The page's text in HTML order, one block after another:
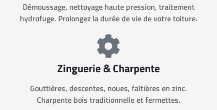
Démoussage, nettoyage haute pression, traitement
hydrofuge. Prolongez la durée de vie de votre toiture.
Zinguerie & Charpente
Gouttières, descentes, noues, faîtières en zinc.
Charpente bois traditionnelle et fermettes.